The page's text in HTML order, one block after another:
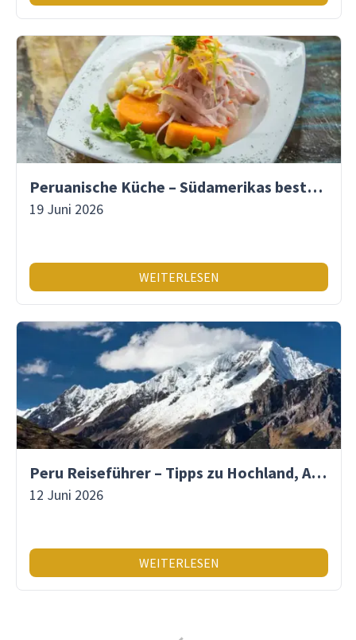
Peruanische Küche – Südamerikas beste Gastronomie
19 Juni 2026
WEITERLESEN
Peru Reiseführer – Tipps zu Hochland, Amazonas & Inka-Erbe
12 Juni 2026
WEITERLESEN